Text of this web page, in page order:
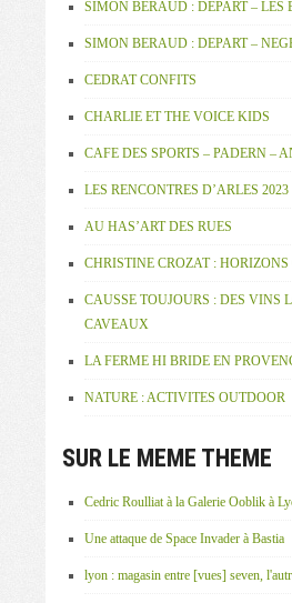
SIMON BERAUD : DEPART – LES
SIMON BERAUD : DEPART –
CEDRAT CONFITS
CHARLIE ET THE VOICE KIDS
CAFE DES SPORTS – PADERN –
LES RENCONTRES D’ARLES 2023
AU HAS’ART DES RUES
CHRISTINE CROZAT : HORIZONS
CAUSSE TOUJOURS : DES VINS
CAVEAUX
LA FERME HI BRIDE EN
NATURE : ACTIVITES OUTDOOR
SUR LE MEME THEME
Cedric Roulliat à la Galerie Ooblik à
Une attaque de Space Invader à Bastia
lyon : magasin entre [vues] seven,